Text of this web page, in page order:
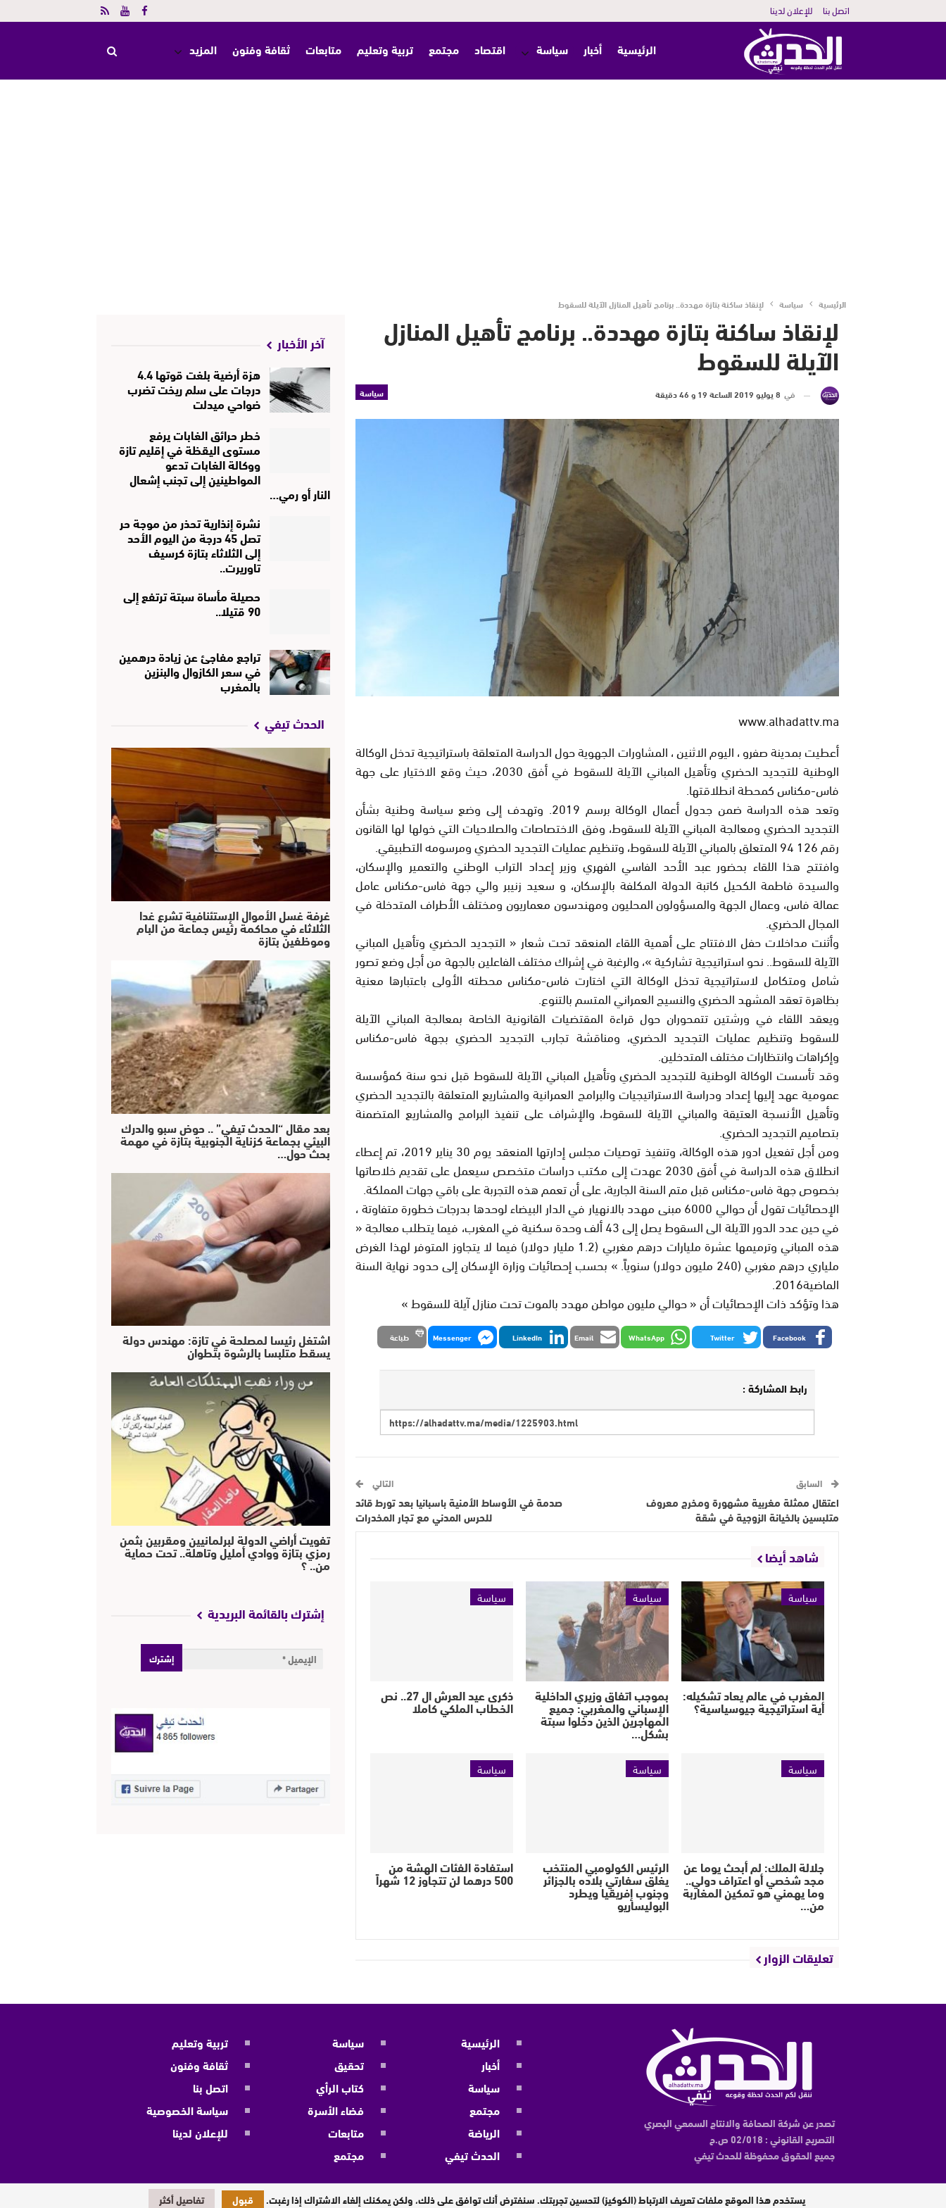
اتصل بنا للإعلان لدينا
الرئيسية أخبار سياسة اقتصاد مجتمع تربية وتعليم متابعات ثقافة وفنون المزيد
الرئيسية سياسة لإنقاذ ساكنة بتازة مهددة.. برنامج تأهيل المنازل الآيلة للسقوط
لإنقاذ ساكنة بتازة مهددة.. برنامج تأهيل المنازل
الآيلة للسقوط
سياسة في 8 يوليو 2019 الساعة 19 و 46 دقيقة
www.alhadattv.ma
أعطيت بمدينة صفرو ، اليوم الاثنين ، المشاورات الجهوية حول الدراسة المتعلقة باستراتيجية تدخل الوكالة
الوطنية للتجديد الحضري وتأهيل المباني الآيلة للسقوط في أفق 2030، حيث وقع الاختيار على جهة
فاس-مكناس كمحطة انطلاقتها.
وتعد هذه الدراسة ضمن جدول أعمال الوكالة برسم 2019. وتهدف إلى وضع سياسة وطنية بشأن
التجديد الحضري ومعالجة المباني الآيلة للسقوط، وفق الاختصاصات والصلاحيات التي خولها لها القانون
رقم 126 94 المتعلق بالمباني الآيلة للسقوط، وتنظيم عمليات التجديد الحضري ومرسومه التطبيقي.
وافتتح هذا اللقاء بحضور عبد الأحد الفاسي الفهري وزير إعداد التراب الوطني والتعمير والإسكان،
والسيدة فاطمة الكحيل كاتبة الدولة المكلفة بالإسكان، و سعيد زنيبر والي جهة فاس-مكناس عامل
عمالة فاس، وعمال الجهة والمسؤولون المحليون ومهندسون معماريون ومختلف الأطراف المتدخلة في
المجال الحضري.
وأثنت مداخلات حفل الافتتاح على أهمية اللقاء المنعقد تحت شعار « التجديد الحضري وتأهيل المباني
الآيلة للسقوط.. نحو استراتيجية تشاركية »، والرغبة في إشراك مختلف الفاعلين بالجهة من أجل وضع تصور
شامل ومتكامل لاستراتيجية تدخل الوكالة التي اختارت فاس-مكناس محطته الأولى باعتبارها معنية
بظاهرة تعقد المشهد الحضري والنسيج العمراني المتسم بالتنوع.
ويعقد اللقاء في ورشتين تتمحوران حول قراءة المقتضيات القانونية الخاصة بمعالجة المباني الآيلة
للسقوط وتنظيم عمليات التجديد الحضري، ومناقشة تجارب التجديد الحضري بجهة فاس-مكناس
وإكراهات وانتظارات مختلف المتدخلين.
وقد تأسست الوكالة الوطنية للتجديد الحضري وتأهيل المباني الآيلة للسقوط قبل نحو سنة كمؤسسة
عمومية عهد إليها إعداد ودراسة الاستراتيجيات والبرامج العمرانية والمشاريع المتعلقة بالتجديد الحضري
وتأهيل الأنسجة العتيقة والمباني الآيلة للسقوط، والإشراف على تنفيذ البرامج والمشاريع المتضمنة
بتصاميم التجديد الحضري.
ومن أجل تفعيل ادور هذه الوكالة، وتنفيذ توصيات مجلس إدارتها المنعقد يوم 30 يناير 2019، تم إعطاء
انطلاق هذه الدراسة في أفق 2030 عهدت إلى مكتب دراسات متخصص سيعمل على تقديم خلاصاتها
بخصوص جهة فاس-مكناس قبل متم السنة الجارية، على أن تعمم هذه التجربة على باقي جهات المملكة.
الإحصائيات تقول أن حوالي 6000 مبنى مهدد بالانهيار في الدار البيضاء لوحدها بدرجات خطورة متفاوتة ،
في حين عدد الدور الآيلة الى السقوط يصل إلى 43 ألف وحدة سكنية في المغرب، فيما يتطلب معالجة «
هذه المباني وترميمها عشرة مليارات درهم مغربي (1.2 مليار دولار) فيما لا يتجاوز المتوفر لهذا الغرض
ملياري درهم مغربي (240 مليون دولار) سنوياً. » بحسب إحصائيات وزارة الإسكان إلى حدود نهاية السنة
الماضية2016.
هذا وتؤكد ذات الإحصائيات أن « حوالي مليون مواطن مهدد بالموت تحت منازل آيلة للسقوط »
Facebook
Twitter
WhatsApp
Email
LinkedIn
Messenger طباعة
رابط المشاركة :
السابق
اعتقال ممثلة مغربية مشهورة ومخرج معروف
متلبسين بالخيانة الزوجية في شقة
التالي
صدمة في الأوساط الأمنية باسبانيا بعد تورط قائد
للحرس المدني مع تجار المخدرات
شاهد أيضا
سياسة
المغرب في عالم يعاد تشكيله:
أية استراتيجية جيوسياسية؟
سياسة
بموجب اتفاق وزيري الداخلية
الإسباني والمغربي: جميع
المهاجرين الذين دخلوا سبتة
بشكل…
سياسة
ذكرى عيد العرش ال 27.. نص
الخطاب الملكي كاملا
سياسة
جلالة الملك: لم أبحث يوما عن
مجد شخصي أو اعتراف دولي..
وما يهمني هو تمكين المغاربة
من…
سياسة
الرئيس الكولومبي المنتخب
يغلق سفارتي بلاده بالجزائر
وجنوب إفريقيا ويطرد
البوليساريو
سياسة
استفادة الفئات الهشة من
500 درهما لن تتجاوز 12 شهراً
تعليقات الزوار
آخر الأخبار
هزة أرضية بلغت قوتها 4.4
درجات على سلم ريخت تضرب
ضواحي ميدلت
خطر حرائق الغابات يرفع
مستوى اليقظة في إقليم تازة
ووكالة الغابات تدعو
المواطينين إلى تجنب إشعال
النار أو رمي…
نشرة إنذارية تحذر من موجة حر
تصل 45 درجة من اليوم الأحد
إلى الثلاثاء بتازة كرسيف
تاوريرت..
حصيلة مأساة سبتة ترتفع إلى
90 قتيلا..
تراجع مفاجئ عن زيادة درهمين
في سعر الكازوال والبنزين
بالمغرب
الحدث تيفي
غرفة غسل الأموال الإستئنافية تشرع غدا
الثلاثاء في محاكمة رئيس جماعة من البام
وموظفين بتازة
بعد مقال “الحدث تيفي” .. حوض سبو والدرك
البيئي بجماعة كزناية الجنوبية بتازة في مهمة
بحث حول…
اشتغل رئيسا لمصلحة في تازة: مهندس دولة
يسقط متلبسا بالرشوة بتطوان
تفويت أراضي الدولة لبرلمانيين ومقربين بثمن
رمزي بتازة ووادي أمليل وتاهلة.. تحت حماية
من.. ؟
إشترك بالقائمة البريدية
تصدر عن شركة الصحافة والانتاج السمعي البصري
التصريح القانوني : 02/018 ص.ح
جميع الحقوق محفوظة للحدث تيفي
الرئيسية
أخبار
سياسة
مجتمع
الرياضة
الحدث تيفي
سياسة
تحقيق
كتاب الرأي
فضاء الأسرة
متابعات
مجتمع
تربية وتعليم
ثقافة وفنون
اتصل بنا
سياسة الخصوصية
للإعلان لدينا
مدير النشر : عبدالقادر الوالي تصميم وبرمجة يستخدم هذا الموقع ملفات تعريف الارتباط (الكوكيز) لتحسين تجربتك. سنفترض أنك توافق على ذلك، ولكن يمكنك إلغاء الاشتراك إذا رغبت. قبول تفاصيل أكثر